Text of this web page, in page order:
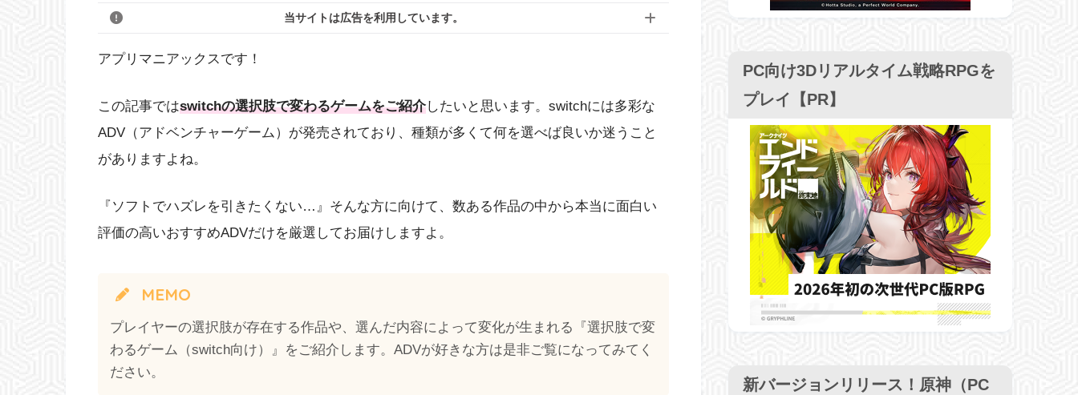
当サイトは広告を利用しています。
アプリマニアックスです！
この記事ではswitchの選択肢で変わるゲームをご紹介したいと思います。switchには多彩な
ADV（アドベンチャーゲーム）が発売されており、種類が多くて何を選べば良いか迷うこと
がありますよね。
『ソフトでハズレを引きたくない…』そんな方に向けて、数ある作品の中から本当に面白い
評価の高いおすすめADVだけを厳選してお届けしますよ。
MEMO
プレイヤーの選択肢が存在する作品や、選んだ内容によって変化が生まれる『選択肢で変
わるゲーム（switch向け）』をご紹介します。ADVが好きな方は是非ご覧になってみてく
ださい。
PC向け3Dリアルタイム戦略RPGを
プレイ【PR】
新バージョンリリース！原神（PC